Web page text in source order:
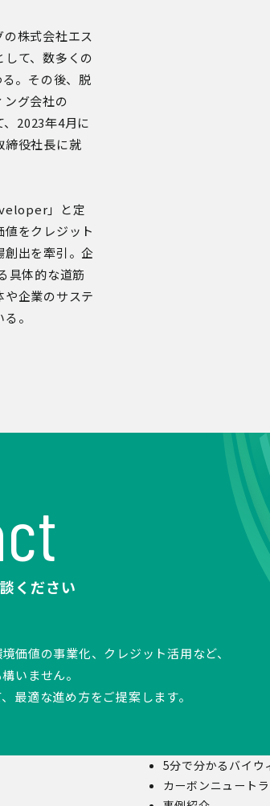
株式会社エス
て、数多くの
。その後、脱
グ会社の
2023年4月に
締役社長に就
」と定
をクレジット
創出を牽引。企
具体的な道筋
企業のサステ
。
ください
価値の事業化、クレジット活用など、
いません。
最適な進め方をご提案します。
5分で分かるバイウ
カーボンニュート